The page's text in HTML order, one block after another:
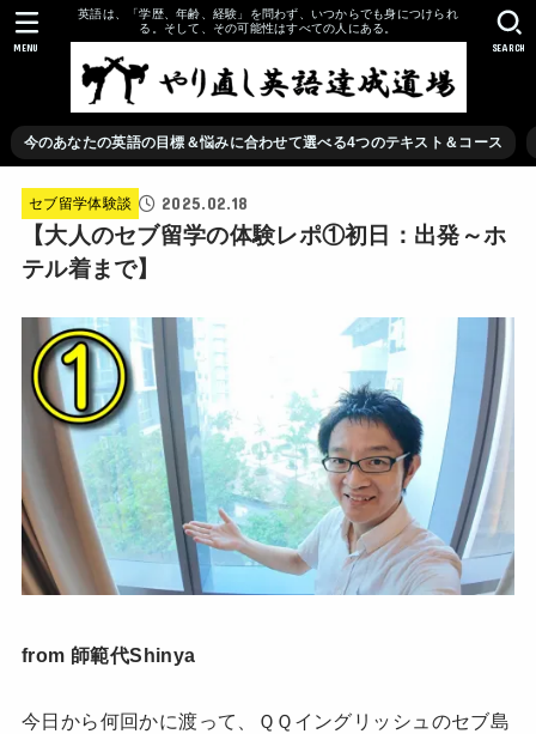
英語は、「学歴、年齢、経験」を問わず、いつからでも身につけられ
る。そして、その可能性はすべての人にある。
今のあなたの英語の目標＆悩みに合わせて選べる4つのテキスト＆コース
SEARCH
MENU
セブ留学体験談 2025.02.18
【大人のセブ留学の体験レポ①初日：出発～ホ
テル着まで】
from 師範代Shinya
今日から何回かに渡って、ＱＱイングリッシュのセブ島